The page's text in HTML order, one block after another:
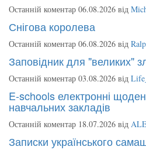
Останній коментар 06.08.2026 від
Снігова королева
Останній коментар 06.08.2026 від
Заповідник для "великих"
Останній коментар 03.08.2026 від
E-schools електронні
навчальних закладів
Останній коментар 18.07.2026 від
Записки українського